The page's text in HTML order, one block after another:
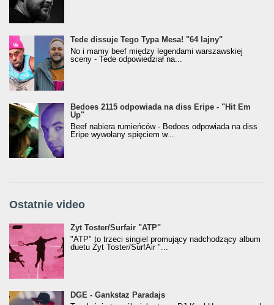
Tede dissuje Tego Typa Mesa! "64 lajny"
No i mamy beef między legendami warszawskiej
sceny - Tede odpowiedział na...
Bedoes 2115 odpowiada na diss Eripe - "Hit Em
Up"
Beef nabiera rumieńców - Bedoes odpowiada na diss
Eripe wywołany spięciem w...
Ostatnie video
Żyt Toster/SurfAir - ATP VIDEO
Żyt Toster/Surfair "ATP"
"ATP" to trzeci singiel promujący nadchodzący album
duetu Żyt Toster/SurfAir "...
donGURALesko z nagrodą za
DGE - Gankstaz Paradajs